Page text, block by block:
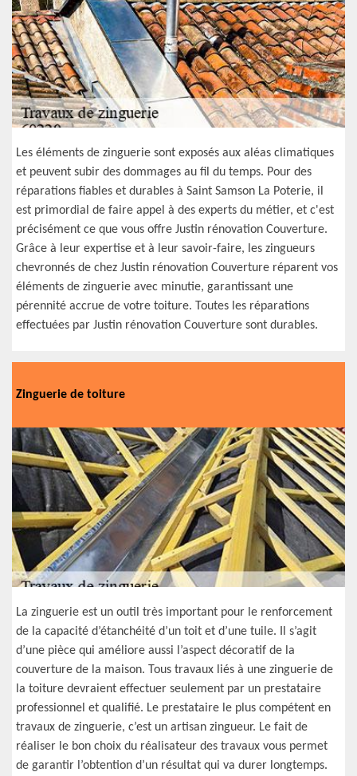
Les éléments de zinguerie sont exposés aux aléas climatiques
et peuvent subir des dommages au fil du temps. Pour des
réparations fiables et durables à Saint Samson La Poterie, il
est primordial de faire appel à des experts du métier, et c'est
précisément ce que vous offre Justin rénovation Couverture.
Grâce à leur expertise et à leur savoir-faire, les zingueurs
chevronnés de chez Justin rénovation Couverture réparent vos
éléments de zinguerie avec minutie, garantissant une
pérennité accrue de votre toiture. Toutes les réparations
effectuées par Justin rénovation Couverture sont durables.
Zinguerie de toiture
La zinguerie est un outil très important pour le renforcement
de la capacité d’étanchéité d’un toit et d’une tuile. Il s’agit
d’une pièce qui améliore aussi l’aspect décoratif de la
couverture de la maison. Tous travaux liés à une zinguerie de
la toiture devraient effectuer seulement par un prestataire
professionnel et qualifié. Le prestataire le plus compétent en
travaux de zinguerie, c’est un artisan zingueur. Le fait de
réaliser le bon choix du réalisateur des travaux vous permet
de garantir l’obtention d’un résultat qui va durer longtemps.